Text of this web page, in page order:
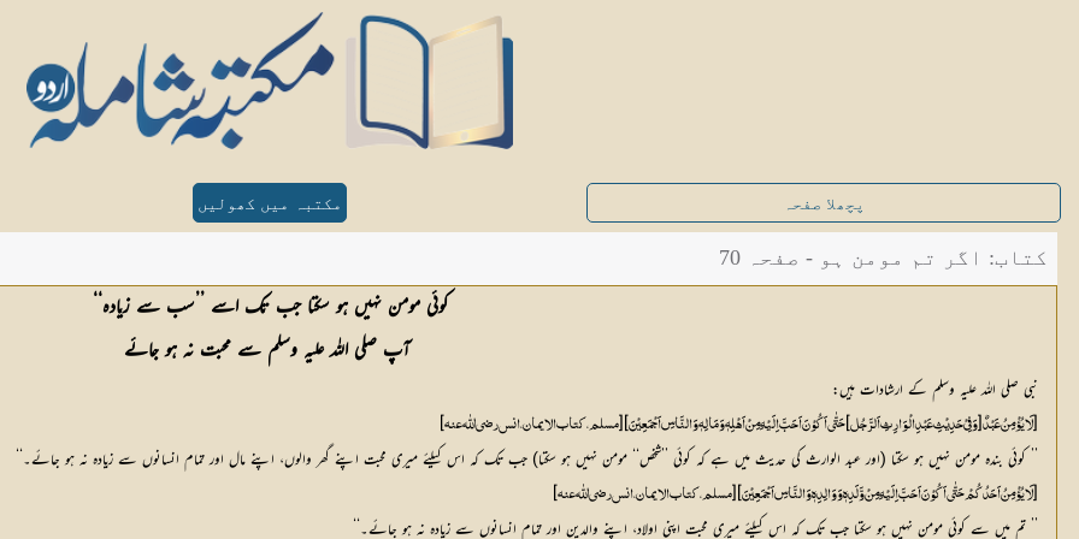
پچھلا صفحہ مکتبہ میں کھولیں
کتاب: اگر تم مومن ہو - صفحہ 70
کوئی مومن نہیں ہو سکتا جب تک اسے ’’سب سے زیادہ‘‘
آپ صلی اللہ علیہ وسلم سے محبت نہ ہو جائے
نبی صلی اللہ علیہ وسلم کے ارشادات ہیں:
[لَا یُؤْمِنُ عَبْدٌ [وَفِیْ حَدِیْثِ عَبْدِ الْوَارِثِ اَلرَّجُل] حَتّٰی اَکُوْنَ اَحَبَّ اِلَیْہِ مِنْ اَھْلِہٖ وَمَالِہٖ وَالنَّاسِ اَجْمَعِیْنَ]
[مسلم، کتاب الایمان، انس رضی اللّٰه عنہ]
’’ کوئی بندہ مومن نہیں ہو سکتا (اور عبد الوارث کی حدیث میں ہے کہ کوئی ’’شخص‘‘ مومن نہیں ہو سکتا) جب تک کہ اس کیلئے میری محبت اپنے گھر والوں، اپنے مال اور تمام انسانوں سے زیادہ نہ ہو جائے۔‘‘
[لَا یُؤْمِنُ اَحَدُکُمْ حَتّٰی اَکُوْنَ اَحَبَّ اِلَیْہِ مِنْ وَّلَدِہٖ وَوَالِدِہٖ وَالنَّاسِ اَجْمَعِیْنَ]
[مسلم، کتاب الایمان، انس رضی اللّٰه عنہ]
’’ تم میں سے کوئی مومن نہیں ہو سکتا جب تک کہ اس کیلئے میری محبت اپنی اولاد، اپنے والدین اور تمام انسانوں سے زیادہ نہ ہو جائے۔‘‘